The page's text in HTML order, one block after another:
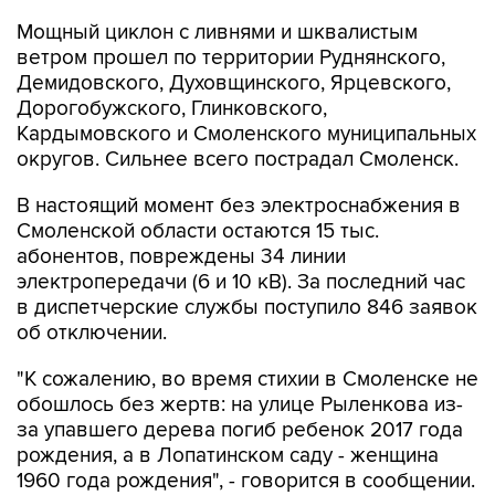
Мощный циклон с ливнями и шквалистым
ветром прошел по территории Руднянского,
Демидовского, Духовщинского, Ярцевского,
Дорогобужского, Глинковского,
Кардымовского и Смоленского муниципальных
округов. Сильнее всего пострадал Смоленск.
В настоящий момент без электроснабжения в
Смоленской области остаются 15 тыс.
абонентов, повреждены 34 линии
электропередачи (6 и 10 кВ). За последний час
в диспетчерские службы поступило 846 заявок
об отключении.
"К сожалению, во время стихии в Смоленске не
обошлось без жертв: на улице Рыленкова из-
за упавшего дерева погиб ребенок 2017 года
рождения, а в Лопатинском саду - женщина
1960 года рождения", - говорится в сообщении.